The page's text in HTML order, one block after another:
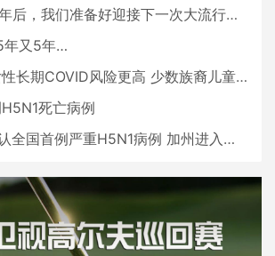
，我们准备好迎接下一次大流行了吗？
年又5年…
期COVID风险更高 少数族裔儿童存在差异
死亡病例
国首例严重H5N1病例 加州进入紧急状态